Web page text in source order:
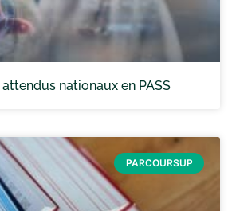
nationaux en PASS
PARCOURSUP